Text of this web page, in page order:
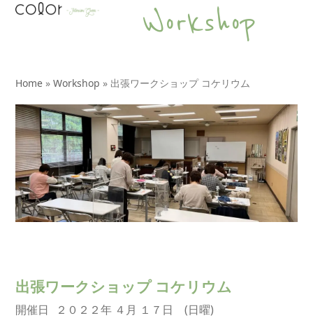
SkipOpen
Close
Workshop
Home »Workshop » 出張ワークショップ コケリウム
出張ワークショップ コケリウム
開催日 ２０２２年 ４月 １７日 (日曜)